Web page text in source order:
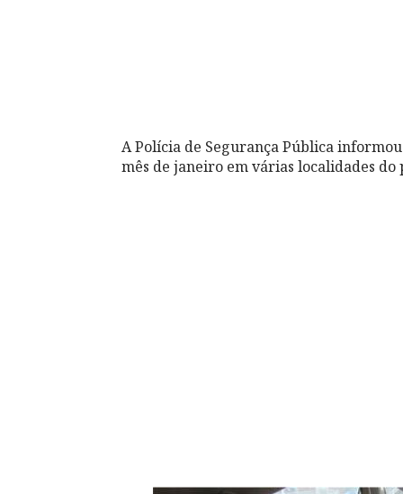
A Polícia de Segurança Pública
mês de janeiro em várias localidades do